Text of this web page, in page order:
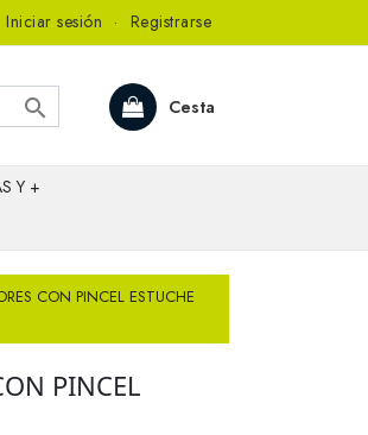
Iniciar sesión · Registrarse
Cesta

Y +
CON PINCEL ESTUCHE
PINCEL